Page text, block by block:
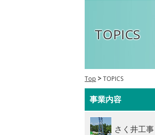
TOPICS
Top TOPICS
事業内容
さく井工事